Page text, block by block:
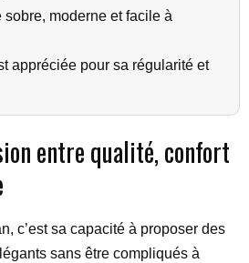
sobre, moderne et facile à
appréciée pour sa régularité et
entre qualité, confort
c’est sa capacité à proposer des
sans être compliqués à